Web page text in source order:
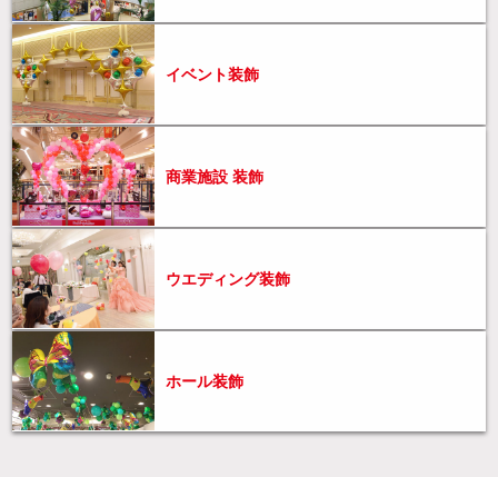
イベント装飾
商業施設 装飾
ウエディング装飾
ホール装飾